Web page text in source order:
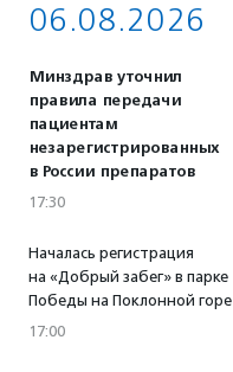
06.08.2026
Минздрав уточнил
правила передачи
пациентам
незарегистрированных
в России препаратов
17:30
Началась регистрация
на «Добрый забег» в парке
Победы на Поклонной горе
17:00